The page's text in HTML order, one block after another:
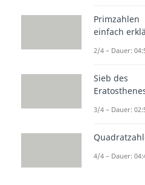
unmöglich.
Studyflix
Primzahlen
einfach
2/4 – Dauer:
Sieb des
3/4 – Dauer:
4/4 – Dauer: